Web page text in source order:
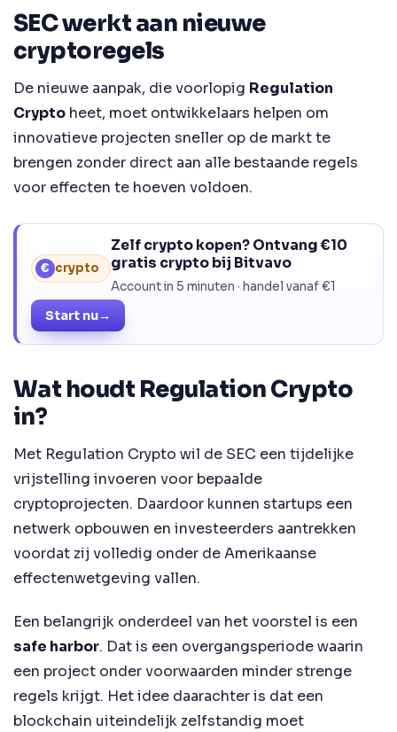
SEC werkt aan nieuwe
cryptoregels
De nieuwe aanpak, die voorlopig Regulation
Crypto heet, moet ontwikkelaars helpen om
innovatieve projecten sneller op de markt te
brengen zonder direct aan alle bestaande regels
voor effecten te hoeven voldoen.
€ crypto
Zelf crypto kopen? Ontvang €10
gratis crypto bij Bitvavo
Account in 5 minuten · handel vanaf €1
Start nu→
Wat houdt Regulation Crypto
in?
Met Regulation Crypto wil de SEC een tijdelijke
vrijstelling invoeren voor bepaalde
cryptoprojecten. Daardoor kunnen startups een
netwerk opbouwen en investeerders aantrekken
voordat zij volledig onder de Amerikaanse
effectenwetgeving vallen.
Een belangrijk onderdeel van het voorstel is een
safe harbor. Dat is een overgangsperiode waarin
een project onder voorwaarden minder strenge
regels krijgt. Het idee daarachter is dat een
blockchain uiteindelijk zelfstandig moet